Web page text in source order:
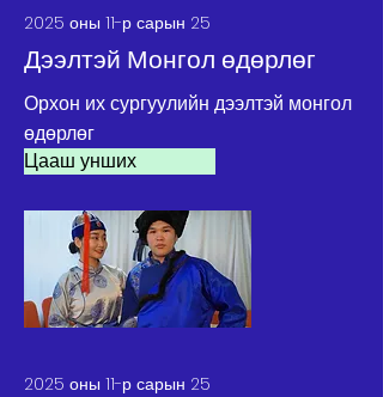
2025 оны 11-р сарын 25
Дээлтэй Монгол өдөрлөг
Орхон их сургуулийн дээлтэй монгол
өдөрлөг
Цааш унших
2025 оны 11-р сарын 25